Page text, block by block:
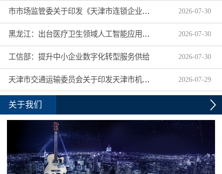
市市场监管委关于印发《天津市连锁企业食品经营许可“先证后核”信用承诺审批实施办法》的通知 2026-07-30
黑龙江：出台医疗卫生领域人工智能应用工作实施方案 2026-07-30
工信部：提升中小企业数字化转型服务供给 2026-07-30
天津市交通运输委员会关于印发天津市机动车驾驶员培训机构及教练员综合信用评价管理办法的通知 2026-07-29
关于我们